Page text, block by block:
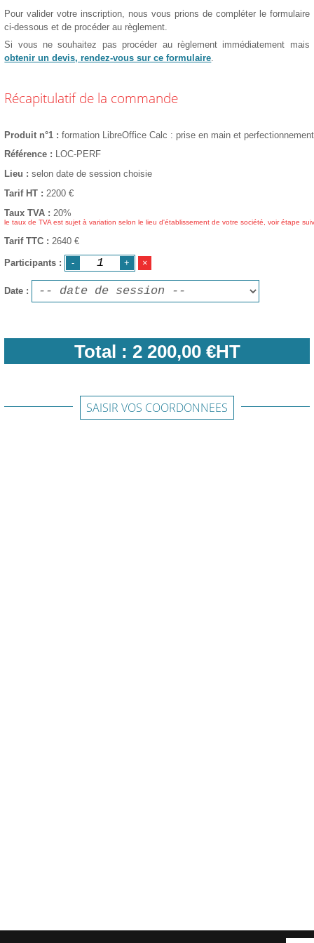
Pour valider votre inscription, nous vous prions de compléter le formulaire
ci-dessous et de procéder au règlement.
Si vous ne souhaitez pas procéder au règlement immédiatement mais
obtenir un devis, rendez-vous sur ce formulaire
Récapitulatif de la commande
Produit n°1
formation LibreOffice Calc : prise en main et perfectionnement
Référence
LOC-PERF
Lieu
selon date de session choisie
Tarif HT
2200 €
Taux TVA
20%
le taux de TVA est sujet à variation selon le lieu d'établissement de votre société, voir étape
Tarif TTC 2640 €
Participants
Date
Total : 2 200,00 €HT
SAISIR VOS COORDONNEES